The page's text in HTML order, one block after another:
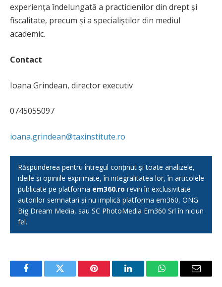
experiența îndelungată a practicienilor din drept și
fiscalitate, precum și a specialiștilor din mediul
academic.
Contact
Ioana Grindean, director executiv
0745055097
ioana.grindean@taxinstitute.ro
Răspunderea pentru întregul conținut și toate analizele,
ideile și opiniile exprimate, în integralitatea lor, în articolele
publicate pe platforma em360.ro revin în exclusivitate
autorilor semnatari și nu implică platforma em360, ONG
Big Dream Media, sau SC PhotoMedia Em360 Srl în niciun
fel.
FacebookTwitter Pinterest LinkedInWhatsAppEmail